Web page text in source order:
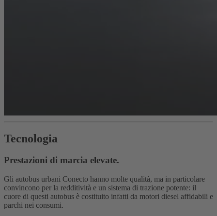
Tecnologia
Prestazioni di marcia elevate.
Gli autobus urbani Conecto hanno molte qualità, ma in particolare
convincono per la redditività e un sistema di trazione potente: il
cuore di questi autobus è costituito infatti da motori diesel affidabili e
parchi nei consumi.